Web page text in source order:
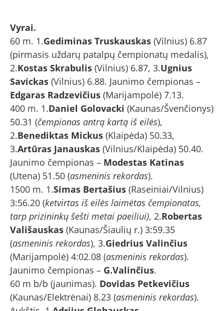
Vyrai.
60 m. 1.Gediminas Truskauskas (Vilnius) 6.87
(pirmasis uždarų patalpų čempionatų medalis),
2.Kostas Skrabulis (Vilnius) 6.87, 3.Ugnius
Savickas (Vilnius) 6.88. Jaunimo čempionas –
Edgaras Radzevičius (Marijampolė) 7.13.
400 m. 1.Daniel Golovacki (Kaunas/Švenčionys)
50.31 (čempionas antrą kartą iš eilės),
2.Benediktas Mickus (Klaipėda) 50.33,
3.Artūras Janauskas (Vilnius/Klaipėda) 50.40.
Jaunimo čempionas – Modestas Katinas
(Utena) 51.50 (asmeninis rekordas).
1500 m. 1.Simas Bertašius (Raseiniai/Vilnius)
3:56.20 (ketvirtas iš eilės laimėtas čempionatas,
tarp prizininkų šešti metai paeiliui), 2.Robertas
Vališauskas (Kaunas/Šiaulių r.) 3:59.35
(asmeninis rekordas), 3.Giedrius Valinčius
(Marijampolė) 4:02.08 (asmeninis rekordas).
Jaunimo čempionas – G.Valinčius.
60 m b/b (jaunimas). Dovidas Petkevičius
(Kaunas/Elektrėnai) 8.23 (asmeninis rekordas).